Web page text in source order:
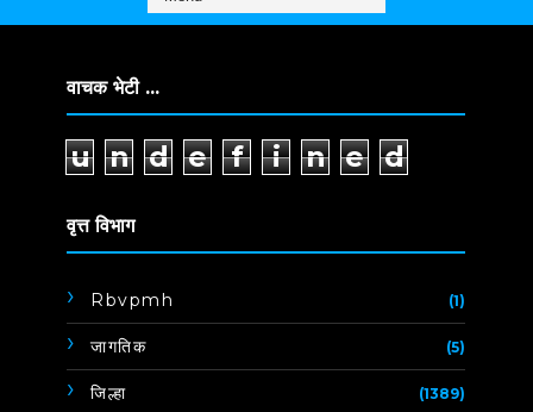
वाचक भेटी ...
u n d e f i n e d
वृत्त विभाग
Rbvpmh (1)
जागतिक (5)
जिल्हा (1389)